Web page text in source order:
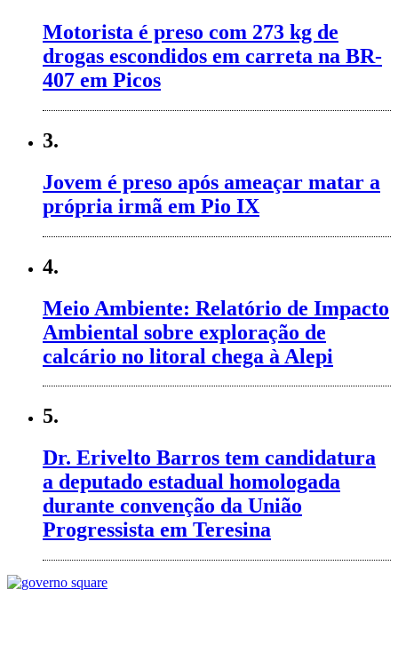
Motorista é preso com 273 kg de
drogas escondidos em carreta na BR-
407 em Picos
3.
Jovem é preso após ameaçar matar a
própria irmã em Pio IX
4.
Meio Ambiente: Relatório de Impacto
Ambiental sobre exploração de
calcário no litoral chega à Alepi
5.
Dr. Erivelto Barros tem candidatura
a deputado estadual homologada
durante convenção da União
Progressista em Teresina